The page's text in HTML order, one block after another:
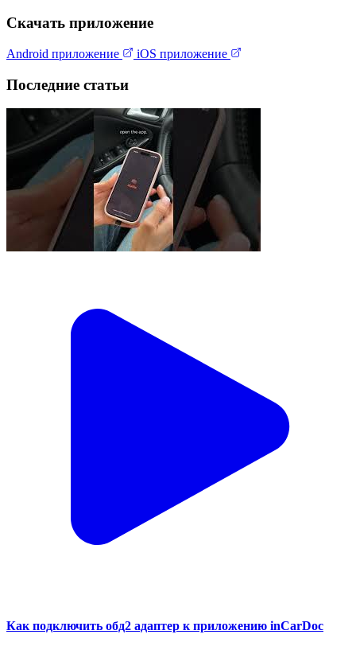
Скачать приложение
Android приложение iOS приложение
Последние статьи
Как подключить обд2 адаптер к приложению inCarDoc